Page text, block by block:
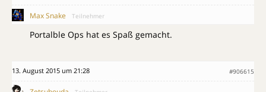
Max Snake Teilnehmer
Portalble Ops hat es Spaß gemacht.
13. August 2015 um 21:28 #906615